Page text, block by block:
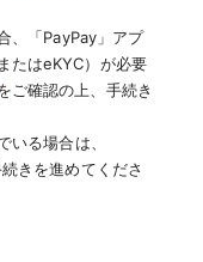
、「PayPay」アプ
たはeKYC）が必要
ご確認の上、手続き
いる場合は、
きを進めてくださ